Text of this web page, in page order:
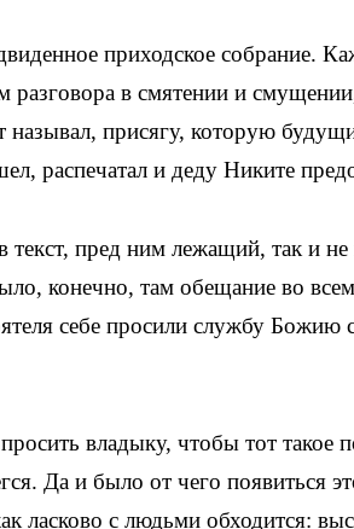
приходское собрание.
разговора в смятении и
называл, присягу, которую
распечатал и деду Никите
текст, пред ним лежащий, так и
конечно, там обещание во
себе просили службу Божию
владыку, чтобы тот такое
Да и было от чего появиться
ласково с людьми обходится: